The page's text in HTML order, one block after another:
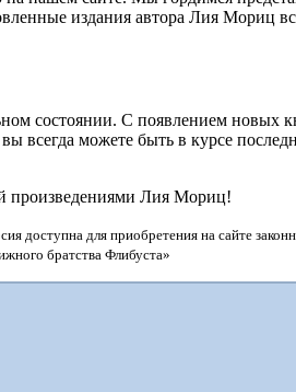
издания автора Лия Мориц
состоянии. С появлением новых
можете быть в курсе
произведениями Лия Мориц!
доступна для приобретения на сайте
братства Флибуста»